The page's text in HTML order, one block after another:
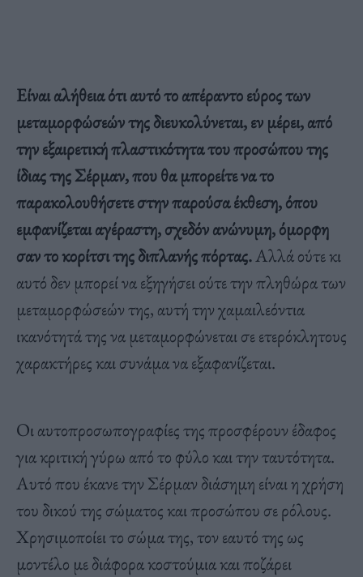
Είναι αλήθεια ότι αυτό το απέραντο εύρος των
μεταμορφώσεών της διευκολύνεται, εν μέρει, από
την εξαιρετική πλαστικότητα του προσώπου της
ίδιας της Σέρμαν, που θα μπορείτε να το
παρακολουθήσετε στην παρούσα έκθεση, όπου
εμφανίζεται αγέραστη, σχεδόν ανώνυμη, όμορφη
σαν το κορίτσι της διπλανής πόρτας.Αλλά ούτε κι
αυτό δεν μπορεί να εξηγήσει ούτε την πληθώρα των
μεταμορφώσεών της, αυτή τηνχαμαιλεόντια
ικανότητά της να μεταμορφώνεταισε ετερόκλητους
χαρακτήρες και συνάμα να εξαφανίζεται.
Οι αυτοπροσωπογραφίες της προσφέρουν έδαφος
γιακριτική γύρω από το φύλο και την ταυτότητα.
Αυτό που έκανε την Σέρμαν διάσημη είναι η χρήση
του δικού της σώματος και προσώπου σε ρόλους.
Χρησιμοποίει το σώμα της, τον εαυτό της ως
μοντέλο με διάφορα κοστούμια και ποζάρει